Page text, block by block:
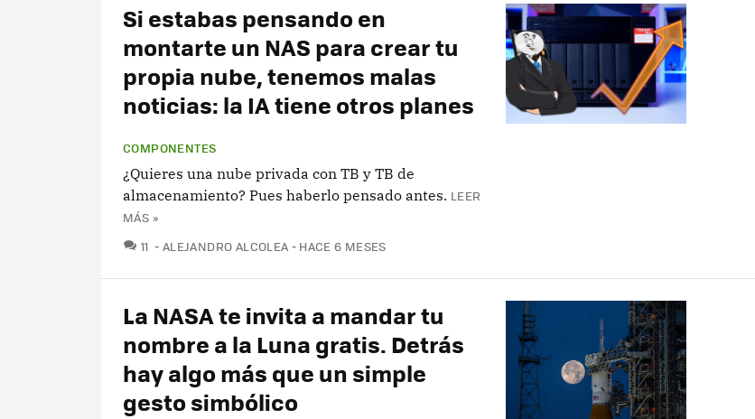
Si estabas pensando en
montarte un NAS para crear tu
propia nube, tenemos malas
noticias: la IA tiene otros planes
COMPONENTES
¿Quieres una nube privada con TB y TB de
almacenamiento? Pues haberlo pensado antes. LEER
MÁS »
11 COMENTARIOS
ALEJANDRO ALCOLEA HACE 6 MESES
La NASA te invita a mandar tu
nombre a la Luna gratis. Detrás
hay algo más que un simple
gesto simbólico